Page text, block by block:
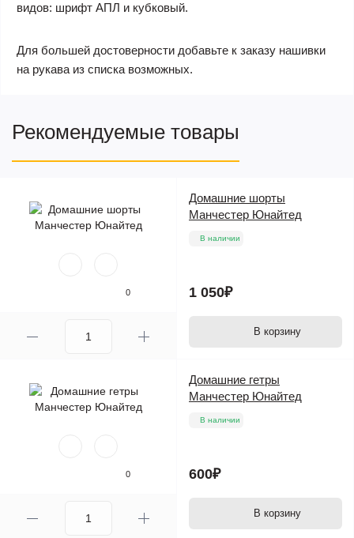
видов: шрифт АПЛ и кубковый.
Для большей достоверности добавьте к заказу нашивки
на рукава из списка возможных.
Рекомендуемые товары
0
Домашние шорты
Манчестер Юнайтед
В наличии
1 050₽
В корзину
0
Домашние гетры
Манчестер Юнайтед
В наличии
600₽
В корзину